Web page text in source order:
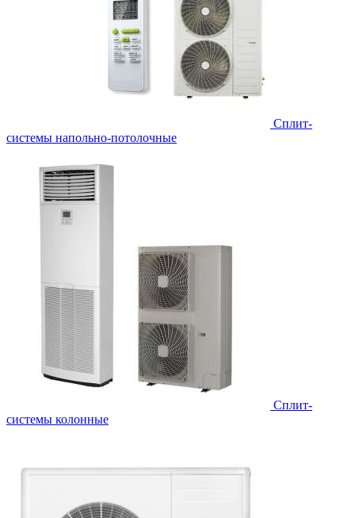
Сплит-
системы напольно-потолочные
Cплит-
системы колонные